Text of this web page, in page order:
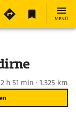
MENÜ
h 51 min · 1.325 km